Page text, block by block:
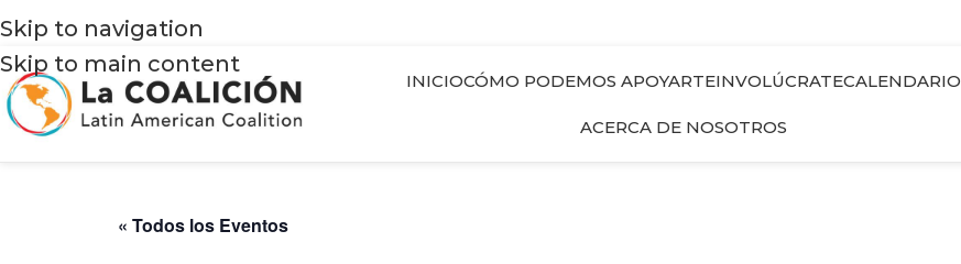
Skip to navigation
Skip to main content
INICIOCÓMO PODEMOS APOYARTEINVOLÚCRATECALENDARIO
ACERCA DE NOSOTROS
« Todos los Eventos